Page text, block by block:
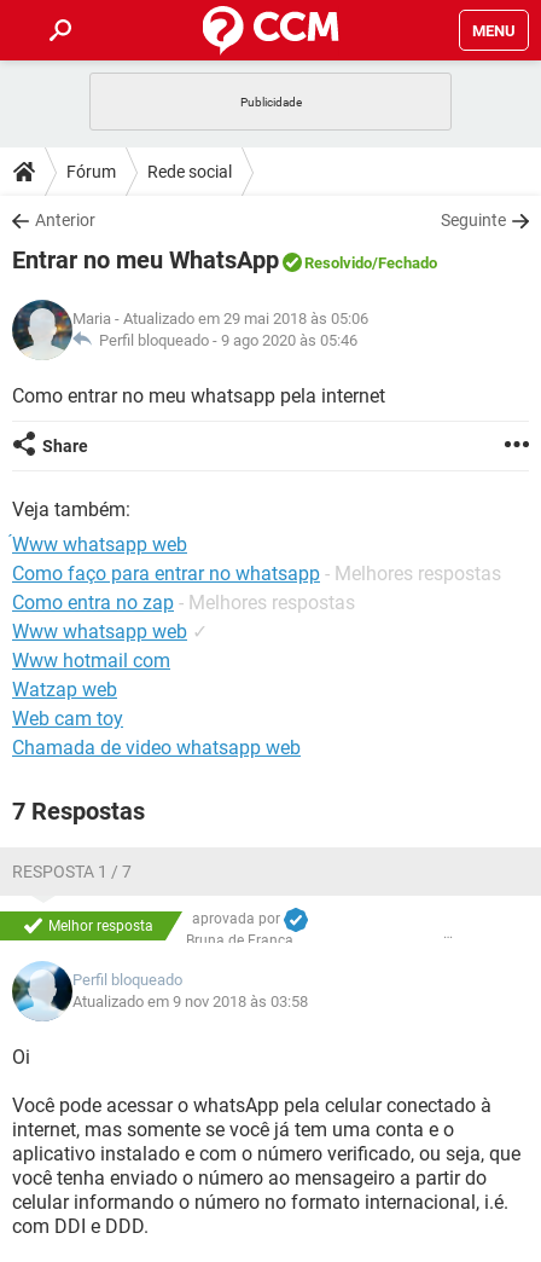
MENU
CELULAR
OUTLOOK
INSTAGRAM GMAIL
GUIA DE COMPRAS
DICAS
JOGOS
INSTAGRAM GMAIL
GUIA DE COMPRAS
DOWNLOADS
JOGOS WHATSAPP
CELULAR
OUTLOOK EXCEL
GMAIL
JOGOS WHATSAPP
CELULAR
OUTLOOK EXCEL
INSTAGRAM
GLOSSÁRIO
WHATSAPP
INSTAGRAM
GUIA DE COMPRAS
Fórum Rede social
Anterior Seguinte
Entrar no meu WhatsApp Resolvido/Fechado
Maria - Atualizado em 29 mai 2018 às 05:06
Perfil bloqueado - 9 ago 2020 às 05:46
Como entrar no meu whatsapp pela internet
Share
Veja também:
́Www whatsapp web
Como faço para entrar no whatsapp - Melhores respostas
Como entra no zap - Melhores respostas
Www whatsapp web ✓
Www hotmail com
Watzap web
Web cam toy
Chamada de video whatsapp web
7 Respostas
RESPOSTA 1 / 7
Melhor resposta
aprovada por
Bruna de França
Perfil bloqueado
Atualizado em 9 nov 2018 às 03:58
Oi
Você pode acessar o whatsApp pela celular conectado à
internet, mas somente se você já tem uma conta e o
aplicativo instalado e com o número verificado, ou seja, que
você tenha enviado o número ao mensageiro a partir do
celular informando o número no formato internacional, i.é.
com DDI e DDD.